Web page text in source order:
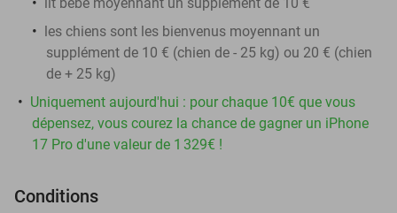
les chiens sont les bienvenus moyennant un
supplément de 10 € (chien de - 25 kg) ou 20 € (chien
de + 25 kg)
Uniquement aujourd'hui : pour chaque 10€ que vous
dépensez, vous courez la chance de gagner un iPhone
17 Pro d'une valeur de 1 329€ !
Conditions